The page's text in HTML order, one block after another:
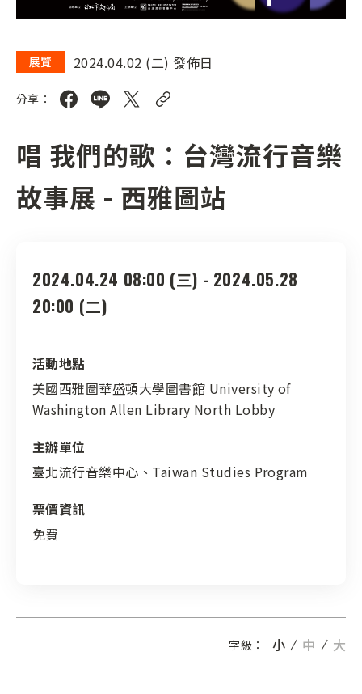
展覽 2024.04.02 (二) 發佈日
分享：
唱 我們的歌：台灣流行音樂
故事展 - 西雅圖站
2024.04.24 08:00 (三) - 2024.05.28
20:00 (二)
活動地點
美國西雅圖華盛頓大學圖書館 University of
Washington Allen Library North Lobby
主辦單位
臺北流行音樂中心、Taiwan Studies Program
票價資訊
免費
字級： 小 中 大